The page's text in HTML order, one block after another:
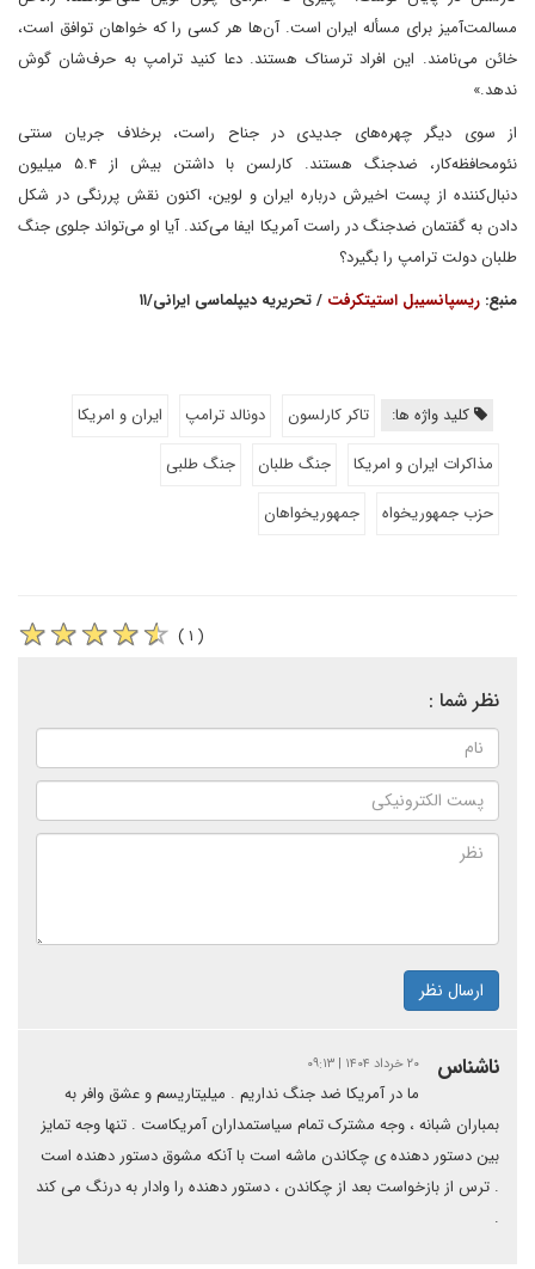
مسالمت‌آمیز برای مسأله ایران است. آن‌ها هر کسی را که خواهان توافق است،
خائن می‌نامند. این افراد ترسناک هستند. دعا کنید ترامپ به حرف‌شان گوش
ندهد.»
از سوی دیگر چهره‌های جدیدی در جناح راست، برخلاف جریان سنتی
نئومحافظه‌کار، ضدجنگ هستند. کارلسن با داشتن بیش از ۵.۴ میلیون
دنبال‌کننده از پست اخیرش درباره ایران و لوین، اکنون نقش پررنگی در شکل
دادن به گفتمان ضدجنگ در راست آمریکا ایفا می‌کند. آیا او می‌تواند جلوی جنگ
طلبان دولت ترامپ را بگیرد؟
منبع: ریسپانسیبل استیتکرفت / تحریریه دیپلماسی ایرانی/۱۱
کلید واژه ها: تاکر کارلسون دونالد ترامپ
ایران و امریکا
مذاکرات ایران و امریکا
جنگ طلبان
جنگ طلبی
حزب جمهوریخواه
جمهوریخواهان
( ۱ )
نظر شما :
ارسال نظر
ناشناس ۲۰ خرداد ۱۴۰۴ | ۰۹:۱۳
ما در آمریکا ضد جنگ نداریم . میلیتاریسم و عشق وافر به
بمباران شبانه ، وجه مشترک تمام سیاستمداران آمریکاست . تنها وجه تمایز
بین دستور دهنده ی چکاندن ماشه است با آنکه مشوق دستور دهنده است
.‌ ترس از بازخواست بعد از چکاندن ، دستور دهنده را وادار به درنگ می کند
.‌